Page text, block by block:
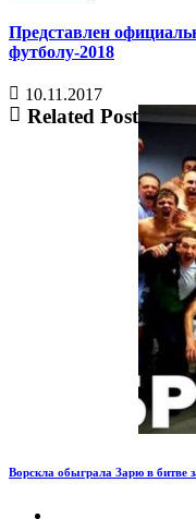
Представлен
футболу-2018
10.11.2017
Related Post
Ворскла обыграла Зарю в битве